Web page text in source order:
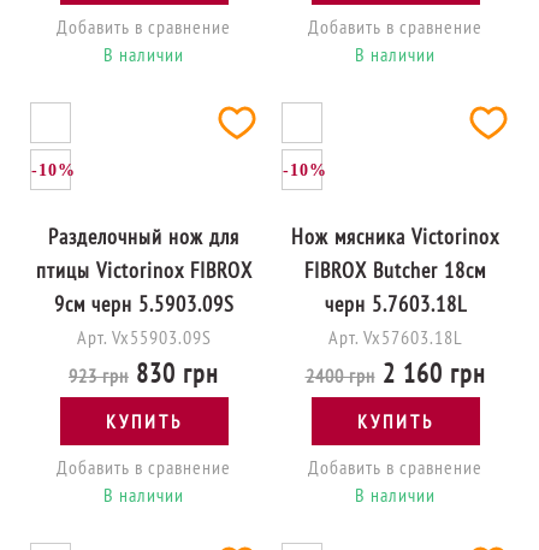
Добавить в сравнение
В наличии
Добавить в сравнение
В наличии
-10%
Разделочный нож для
птицы Victorinox FIBROX
9см черн 5.5903.09S
Арт. Vx55903.09S
923 грн 830 грн
КУПИТЬ
Добавить в сравнение
В наличии
-10%
Нож мясника Victorinox
FIBROX Butcher 18см
черн 5.7603.18L
Арт. Vx57603.18L
2400 грн2 160 грн
КУПИТЬ
Добавить в сравнение
В наличии